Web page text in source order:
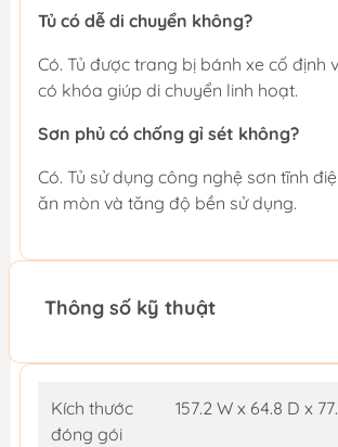
Tủ có dễ di chuyển không?
Có. Tủ được trang bị bánh xe cố định
có khóa giúp di chuyển linh hoạt.
Sơn phủ có chống gỉ sét không?
Có. Tủ sử dụng công nghệ sơn tĩnh
ăn mòn và tăng độ bền sử dụng.
Thông số kỹ thuật
Kích thước
đóng gói
157.2 W x 64.8 D x